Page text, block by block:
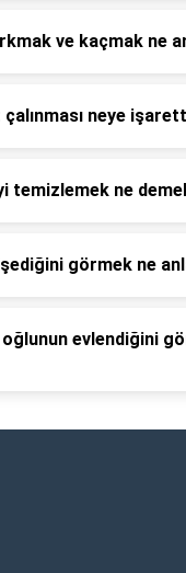
ve kaçmak ne
neye
temizlemek ne
görmek ne
oğlunun evlendiğini